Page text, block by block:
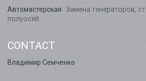
Автомастерская.
Замена генераторов,
полуосей.
CONTACT
Владимир Семченко